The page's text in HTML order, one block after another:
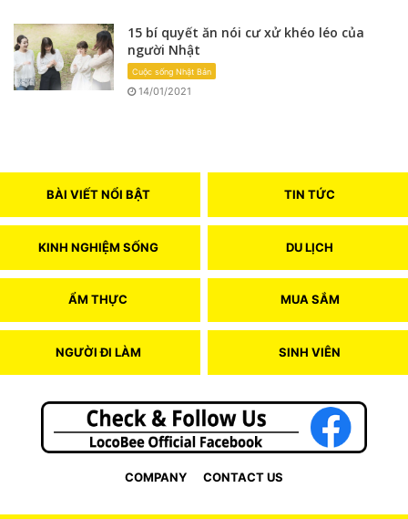
15 bí quyết ăn nói cư xử khéo léo của
người Nhật
Cuộc sống Nhật Bản
14/01/2021
BÀI VIẾT NỔI BẬT TIN TỨC
KINH NGHIỆM SỐNG DU LỊCH
ẨM THỰC MUA SẮM
NGƯỜI ĐI LÀM SINH VIÊN
COMPANY CONTACT US